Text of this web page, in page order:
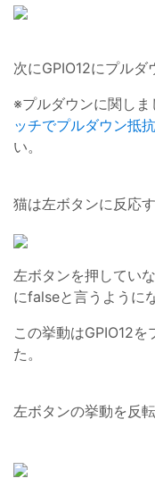
次にGPIO12にプルダ
※プルダウンに関しま
ッチでプルダウン抵
い。
猫は左ボタンに反応
左ボタンを押してい
にfalseと言うように
この挙動はGPIO12
た。
左ボタンの挙動を反